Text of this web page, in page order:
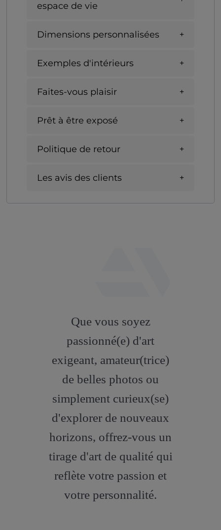
espace de vie
Dimensions personnalisées
Exemples d'intérieurs
Faites-vous plaisir
Prêt à être exposé
Politique de retour
Les avis des clients
artstation
Que vous soyez
passionné(e) d'art
exigeant, amateur(trice)
de belles photos ou
simplement curieux(se)
d'explorer de nouveaux
horizons, offrez-vous un
tirage d'art de qualité qui
reflète votre passion et
votre personnalité.